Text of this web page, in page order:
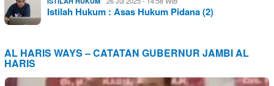
Istilah Hukum : Asas Hukum Pidana (2)
AL HARIS WAYS – CATATAN GUBERNUR JAMBI AL
HARIS